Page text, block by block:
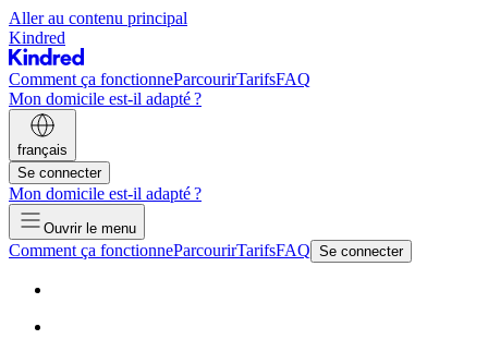
Aller au contenu principal
Kindred
Comment ça fonctionneParcourirTarifsFAQ
Mon domicile est-il adapté ?
français
Se connecter
Mon domicile est-il adapté ?
Ouvrir le menu
Comment ça fonctionneParcourirTarifsFAQ Se connecter